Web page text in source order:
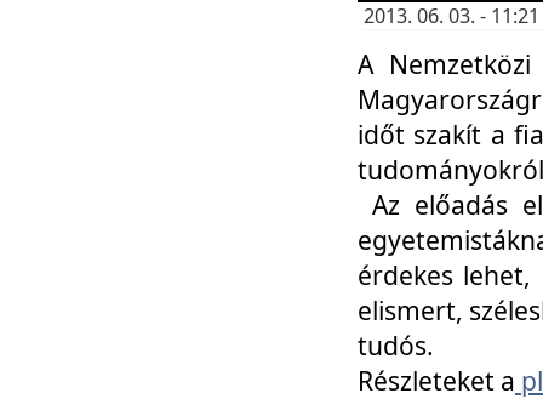
2013. 06. 03. -
A
időt szakít a
Az előadás
érdekes lehet,
elismert,
tudós.
Részleteket a